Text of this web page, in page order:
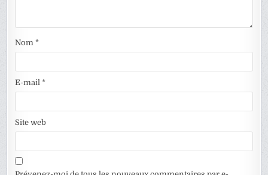
Nom*
E-mail*
Site web